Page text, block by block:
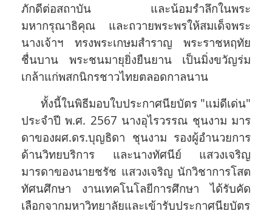
ภักดีต่อสถาบัน และน้อมรำลึกในพระ
มหากรุณาธิคุณ และถวายพระพรให้สมเด็จพระ
นางเจ้าฯ ทรงพระเกษมสำราญ พระราชหฤทัย
ชื่นบาน พระชนมายุยิ่งยืนยาน เป็นมิ่งขวัญร่ม
เกล้าแก่พสกนิกรชาวไทยตลอดกาลนาน
ทั้งนี้ในพิธีมอบใบประกาศนียบัตร "แม่ดีเด่น"
ประจำปี พ.ศ. 2567 นางอุไรวรรณ ชุนงาม มาร
ดาของผศ.ดร.บุญธิดา ชุนงาม รองผู้อำนวยการ
ด้านวิทยบริการ และนางทัศนีย์ แสวงเจริญ
มารดาของนายชรัช แสวงเจริญ นักวิชาการโสต
ทัศนศึกษา งานเทคโนโลยีการศึกษา ได้รับคัด
เลือกจากมหาวิทยาลัยและเข้ารับประกาศนียบัตร